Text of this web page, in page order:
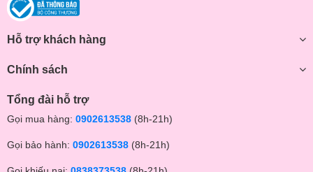
Hỗ trợ khách hàng
Chính sách
Tổng đài hỗ trợ
Gọi mua hàng: 0902613538 (8h-21h)
Gọi bảo hành: 0902613538 (8h-21h)